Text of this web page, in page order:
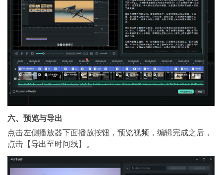
六、预览与导出
点击左侧播放器下面播放按钮，预览视频，编辑完成之后，
点击【导出至时间线】。